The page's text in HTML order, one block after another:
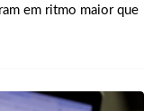
em ritmo maior que